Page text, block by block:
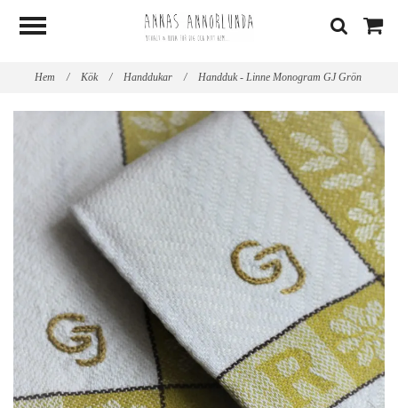
Hem / Kök / Handdukar / Handduk - Linne Monogram GJ Grön